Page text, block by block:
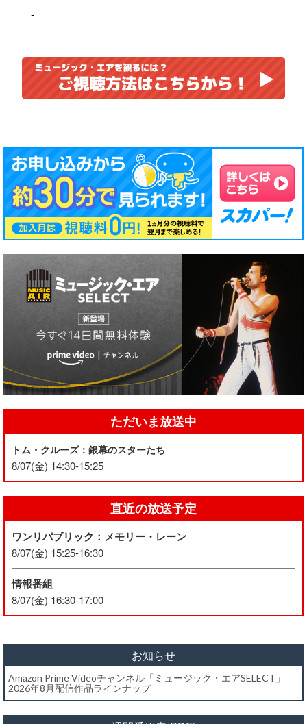
-
ただいま放送中
トム・クルーズ：銀幕のスターたち
8/07(金) 14:30-15:25
直近の放送予定
ワンリパブリック：メモリー・レーン
8/07(金) 15:25-16:30
情報番組
8/07(金) 16:30-17:00
お知らせ
Amazon Prime Videoチャンネル「ミュージック・エアSELECT」
2026年8月配信作品ラインナップ